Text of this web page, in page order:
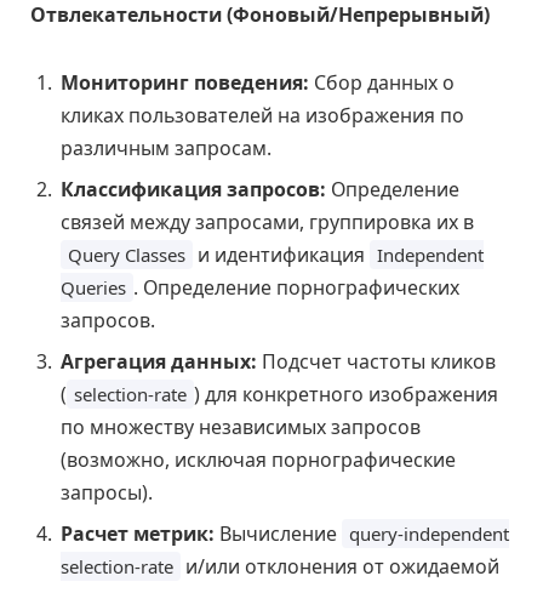
Отвлекательности (Фоновый/Непрерывный)
Мониторинг поведения: Сбор данных о
кликах пользователей на изображения по
различным запросам.
Классификация запросов: Определение
связей между запросами, группировка их в
Query Classes и идентификация Independent
Queries . Определение порнографических
запросов.
Агрегация данных: Подсчет частоты кликов
( selection-rate ) для конкретного изображения
по множеству независимых запросов
(возможно, исключая порнографические
запросы).
Расчет метрик: Вычисление query-independent
selection-rate и/или отклонения от ожидаемой